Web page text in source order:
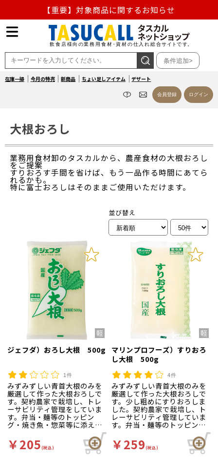
【重要】対象商品に関するお知らせ
【重要】熊本地震の影響による商品出荷停止のお知らせ
熊本県熊本地方を震源とする地震の影響によるお荷物のお
届け遅延について
条件追加>
在庫一掃 今月の特売 新商品 ちょい足しアイテム デザート
会員登録 ログイン
大根おろし
業務用食材卸のタスカルから、農産食材の大根おろし
をご提案
すりおろす手間を省けば、もう一品作る時間にあてら
れるかも。
特に富士おろしはそのままご使用いただけます。
並び替え
ジェフダ）おろし大根 500g
1件
みずみずしい青首大根のみを
厳選して作った大根おろしで
す。契約農家で栽培し、トレ
ーサビリティ管理をしていま
す。弁当・麺等のトッピン
グ・焼き魚・惣菜等に添えた
りと様々な場面でご利用いた
だけます。少し粗めにすりお
ろしています。
￥205(税込)
マリンプロフーズ）すりおろ
し大根 500g
4件
みずみずしい青首大根のみを
厳選して作った大根おろしで
す。少し粗めにすりおろしま
した。契約農家で栽培し、ト
レーサビリティ管理していま
す。弁当・麺等のトッピン
グ・焼き魚・惣菜等に添えた
りと様々な場面でご使用くだ
さい。
￥259(税込)